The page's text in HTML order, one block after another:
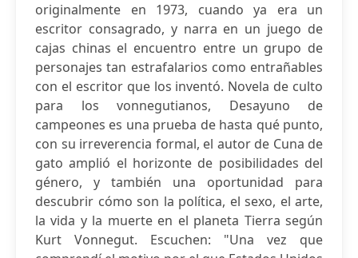
originalmente en 1973, cuando ya era un
escritor consagrado, y narra en un juego de
cajas chinas el encuentro entre un grupo de
personajes tan estrafalarios como entrañables
con el escritor que los inventó. Novela de culto
para los vonnegutianos, Desayuno de
campeones es una prueba de hasta qué punto,
con su irreverencia formal, el autor de Cuna de
gato amplió el horizonte de posibilidades del
género, y también una oportunidad para
descubrir cómo son la política, el sexo, el arte,
la vida y la muerte en el planeta Tierra según
Kurt Vonnegut. Escuchen: "Una vez que